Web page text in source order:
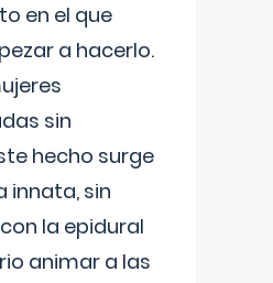
en el que
a hacerlo.
sin
hecho surge
innata, sin
la epidural
animar a las